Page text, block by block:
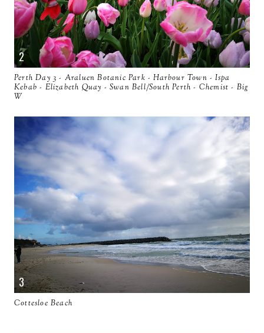
Perth Day 3 - Araluen Botanic Park - Harbour Town - Ispa
Kebab - Elizabeth Quay - Swan Bell/South Perth - Chemist - Big
W
Cottesloe Beach